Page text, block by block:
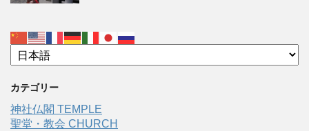
カテゴリー
神社仏閣 TEMPLE
聖堂・教会 CHURCH